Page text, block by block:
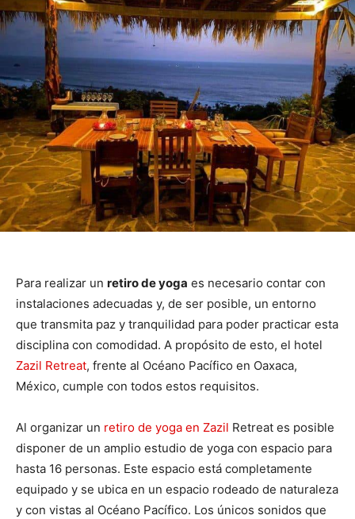
Para realizar un retiro de yoga es necesario contar con
instalaciones adecuadas y, de ser posible, un entorno
que transmita paz y tranquilidad para poder practicar esta
disciplina con comodidad. A propósito de esto, el hotel
Zazil Retreat, frente al Océano Pacífico en Oaxaca,
México, cumple con todos estos requisitos.
Al organizar un retiro de yoga en Zazil Retreat es posible
disponer de un amplio estudio de yoga con espacio para
hasta 16 personas. Este espacio está completamente
equipado y se ubica en un espacio rodeado de naturaleza
y con vistas al Océano Pacífico. Los únicos sonidos que